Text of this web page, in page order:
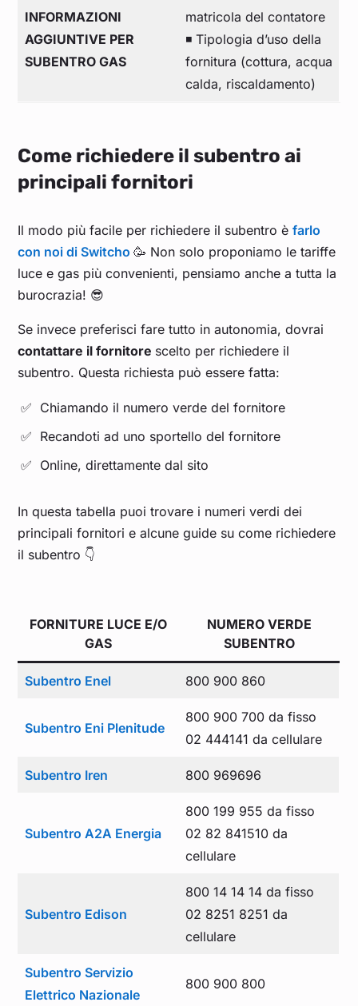
INFORMAZIONI
AGGIUNTIVE PER
SUBENTRO GAS
matricola del contatore
◾ Tipologia d’uso della
fornitura (cottura, acqua
calda, riscaldamento)
Come richiedere il subentro ai
principali fornitori
Il modo più facile per richiedere il subentro èfarlo
con noi di Switcho🥳 Non solo proponiamo le tariffe
luce e gas più convenienti, pensiamo anche a tutta la
burocrazia! 😎
Se invece preferisci fare tutto in autonomia, dovrai
contattare il fornitore scelto per richiedere il
subentro. Questa richiesta può essere fatta:
Chiamando il numero verde del fornitore
Recandoti ad uno sportello del fornitore
Online, direttamente dal sito
In questa tabella puoi trovare i numeri verdi dei
principali fornitori e alcune guide su come richiedere
il subentro 👇
FORNITURE LUCE E/O
GAS
NUMERO VERDE
SUBENTRO
Subentro Enel 800 900 860
Subentro Eni Plenitude
800 900 700 da fisso
02 444141 da cellulare
Subentro Iren 800 969696
Subentro A2A Energia
800 199 955 da fisso
02 82 841510 da
cellulare
Subentro Edison
800 14 14 14 da fisso
02 8251 8251 da
cellulare
Subentro Servizio
Elettrico Nazionale
800 900 800